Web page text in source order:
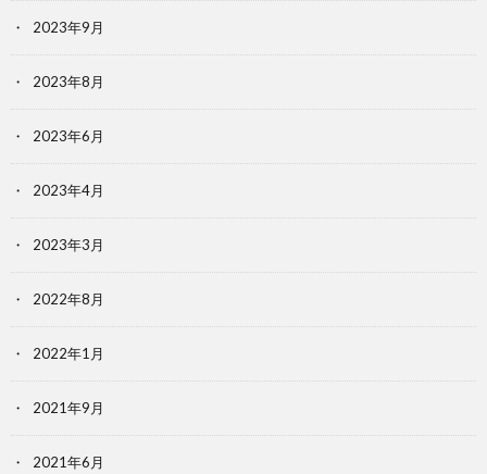
2023年9月
2023年8月
2023年6月
2023年4月
2023年3月
2022年8月
2022年1月
2021年9月
2021年6月